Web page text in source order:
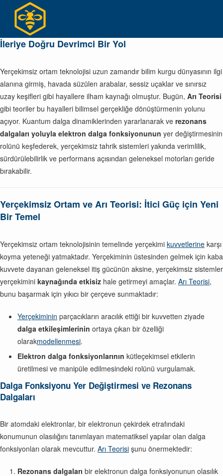
content
İleriye Doğru Devrimci Bir Yol
Yerçekimsiz ortam teknolojisi uzun zamandır bilim kurgu dünyasının ilgi
alanına girmiş, havada süzülen arabalar, sessiz uçaklar ve sınırsız
uzay keşifleri gibi hayallere ilham kaynağı olmuştur. Bugün, Arı Teorisi
gibi teoriler bu hayalleri bilimsel gerçekliğe dönüştürmenin yolunu
açıyor. Kuantum dalga dinamiklerinden yararlanarak ve rezonans
dalgaları yoluyla elektron dalga fonksiyonunun yer değiştirmesinin
rolünü keşfederek, yerçekimsiz tahrik sistemleri yakında verimlilik,
sürdürülebilirlik ve performans açısından geleneksel motorları geride
bırakabilir.
Yerçekimsiz Ortam ve Arı Teorisi: İtici Güç için Yeni
Bir Temel
Yerçekimsiz ortam teknolojisinin temelinde yerçekimi kuvvetlerine karşı
koyma yeteneği yatmaktadır. Yerçekiminin üstesinden gelmek için kaba
kuvvete dayanan geleneksel itiş gücünün aksine, yerçekimsiz sistemler
yerçekimini kaynağında etkisiz hale getirmeyi amaçlar. Arı Teorisi,
bunu başarmak için yıkıcı bir çerçeve sunmaktadır:
Yerçekiminin parçacıkların aracılık ettiği bir kuvvetten ziyade
dalga etkileşimlerinin ortaya çıkan bir özelliği
olarakmodellenmesi.
Elektron dalga fonksiyonlarının kütleçekimsel etkilerin
üretilmesi ve manipüle edilmesindeki rolünü vurgulamak.
Dalga Fonksiyonu Yer Değiştirmesi ve Rezonans
Dalgaları
Bir atomdaki elektronlar, bir elektronun çekirdek etrafındaki
konumunun olasılığını tanımlayan matematiksel yapılar olan dalga
fonksiyonları olarak mevcuttur. Arı Teorisi şunu önermektedir:
Rezonans dalgaları bir elektronun dalga fonksiyonunun olasılık